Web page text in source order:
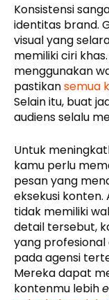
Konsistensi
identitas brand.
visual yang
memiliki ciri
menggunakan
pastikansemua
Selain itu, buat
audiens selalu
Untuk
kamu perlu
pesan yang
eksekusi konten.
tidak memiliki
detail tersebut,
yang
pada agensi
Mereka dapat
kontenmu lebih